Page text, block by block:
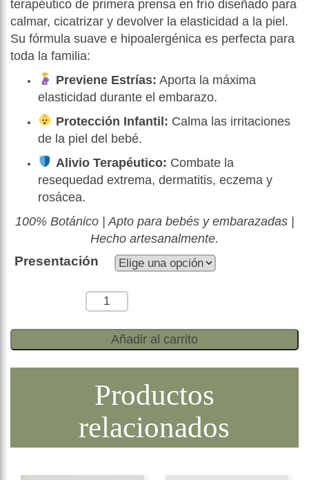
terapéutico de primera prensa en frío diseñado para
calmar, cicatrizar y devolver la elasticidad a la piel.
Su fórmula suave e hipoalergénica es perfecta para
toda la familia:
Previene Estrías: Aporta la máxima
elasticidad durante el embarazo.
Protección Infantil: Calma las irritaciones
de la piel del bebé.
Alivio Terapéutico: Combate la
resequedad extrema, dermatitis, eczema y
rosácea.
100% Botánico | Apto para bebés y embarazadas |
Hecho artesanalmente.
Presentación
Añadir al carrito
Productos
relacionados